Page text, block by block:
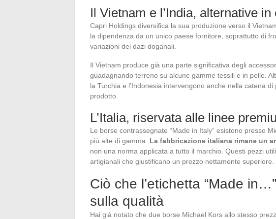
Il Vietnam e l’India, alternative
Capri Holdings diversifica la sua produzione verso il
la dipendenza da un unico paese fornitore, soprattutto di
variazioni dei dazi doganali.
Il Vietnam produce già una parte significativa degli
guadagnando terreno su alcune gamme tessili e in pelle.
la Turchia e l’Indonesia intervengono anche nella catena
prodotto.
L’Italia, riservata alle linee
Le borse contrassegnate “Made in Italy” esistono presso
più alte di gamma. La fabbricazione italiana rimane un
non una norma applicata a tutto il marchio. Questi pezzi
artigianali che giustificano un prezzo nettamente superiore.
Ciò che l’etichetta “Made
sulla qualità
Hai già notato che due borse Michael Kors allo stesso